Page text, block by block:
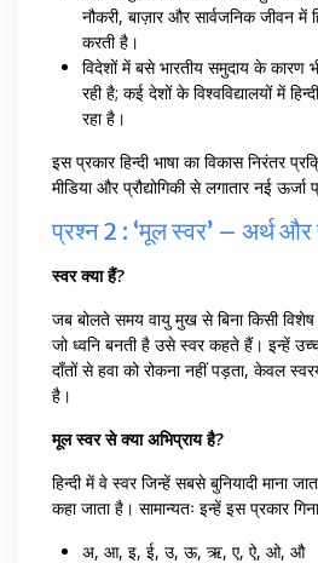
नौकरी, बाज़ार और सार्वजनिक जीवन में
करती है।
विदेशों में बसे भारतीय समुदाय के कारण
रही है; कई देशों के विश्वविद्यालयों में
रहा है।
इस प्रकार हिन्दी भाषा का विकास निरंतर
मीडिया और प्रौद्योगिकी से लगातार नई ऊर्जा
प्रश्न 2 : ‘मूल स्वर’ – अर्थ और
स्वर क्या हैं?
जब बोलते समय वायु मुख से बिना किसी
जो ध्वनि बनती है उसे स्वर कहते हैं। इन्हें
दाँतों से हवा को रोकना नहीं पड़ता, केवल
है।
मूल स्वर से क्या अभिप्राय है?
हिन्दी में वे स्वर जिन्हें सबसे बुनियादी माना
कहा जाता है। सामान्यतः इन्हें इस प्रकार
अ, आ, इ, ई, उ, ऊ, ऋ, ए, ऐ, ओ, औ